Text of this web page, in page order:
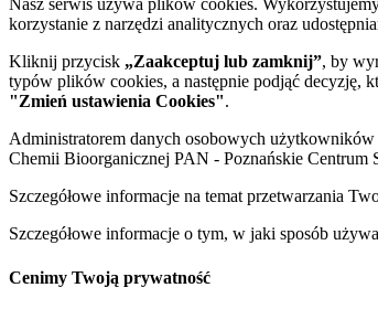
Nasz serwis używa plików cookies.
korzystanie z narzędzi analitycznych oraz
Kliknij przycisk „Zaakceptuj lub zamknij”, by
typów plików cookies, a następnie podjąć decyzję,
"Zmień ustawienia Cookies".
Administratorem danych osobowych użytkowników
Chemii Bioorganicznej PAN - Poznańskie Centrum
Szczegółowe informacje na temat przetwarzania
Szczegółowe informacje o tym, w jaki sposób
Cenimy Twoją prywatność